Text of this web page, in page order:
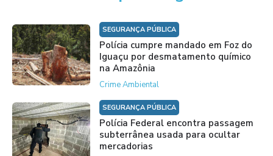
SEGURANÇA PÚBLICA
Polícia cumpre mandado em Foz do
Iguaçu por desmatamento químico
na Amazônia
Crime Ambiental
SEGURANÇA PÚBLICA
Polícia Federal encontra passagem
subterrânea usada para ocultar
mercadorias